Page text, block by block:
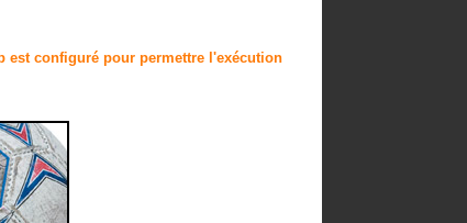
est configuré pour permettre l'exécution